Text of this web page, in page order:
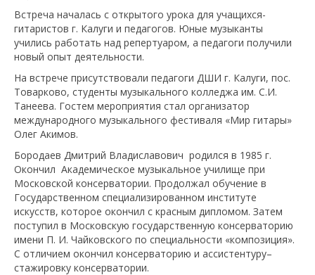
Встреча началась с открытого урока для учащихся-
гитаристов г. Калуги и педагогов. Юные музыканты
учились работать над репертуаром, а педагоги получили
новый опыт деятельности.
На встрече присутствовали педагоги ДШИ г. Калуги, пос.
Товарково, студенты музыкального колледжа им. С.И.
Танеева. Гостем мероприятия стал организатор
международного музыкального фестиваля «Мир гитары»
Олег Акимов.
Бородаев Дмитрий Владиславович родился в 1985 г.
Окончил Академическое музыкальное училище при
Московской консерватории. Продолжал обучение в
Государственном специализированном институте
искусств, которое окончил с красным дипломом. Затем
поступил в Московскую государственную консерваторию
имени П. И. Чайковского по специальности «композиция».
С отличием окончил консерваторию и ассистентуру–
стажировку консерватории.